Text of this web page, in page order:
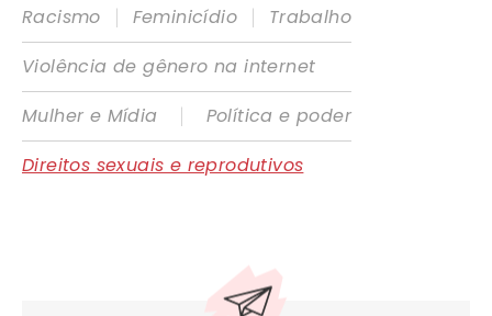
Racismo
| Feminicídio |
Trabalho
Violência de gênero na internet
Mulher e Mídia
|
Política e poder
Direitos sexuais e reprodutivos